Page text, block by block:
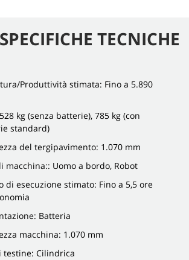
TECNICHE
Produttività stimata: Fino a 5.890
kg (senza batterie), 785 kg (con
standard)
del tergipavimento: 1.070 mm
macchina:: Uomo a bordo, Robot
di esecuzione stimato: Fino a 5,5 ore
Batteria
macchina: 1.070 mm
testine: Cilindrica